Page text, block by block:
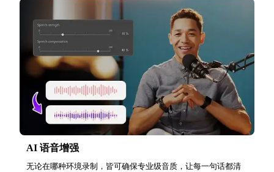
AI 语音增强
无论在哪种环境录制，皆可确保专业级音质，让每一句话都清